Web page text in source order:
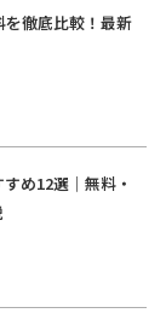
を徹底比較！最新
め12選｜無料・